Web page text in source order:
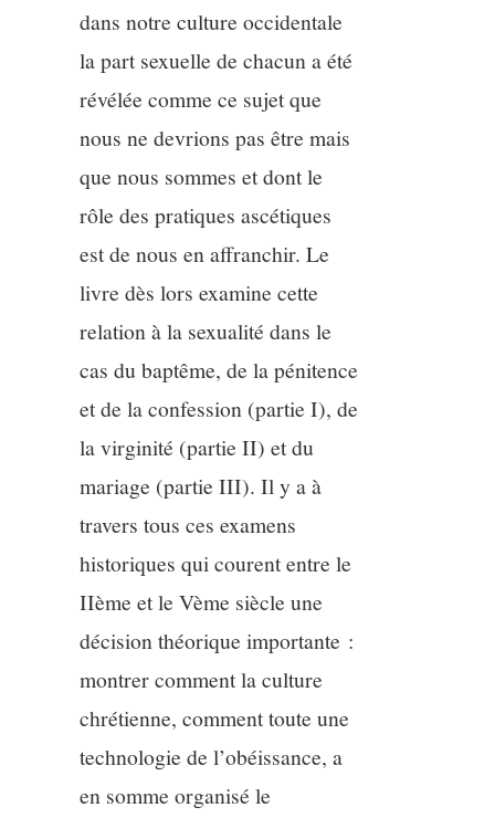
dans notre culture occidentale
la part sexuelle de chacun a été
révélée comme ce sujet que
nous ne devrions pas être mais
que nous sommes et dont le
rôle des pratiques ascétiques
est de nous en affranchir. Le
livre dès lors examine cette
relation à la sexualité dans le
cas du baptême, de la pénitence
et de la confession (partie I), de
la virginité (partie II) et du
mariage (partie III). Il y a à
travers tous ces examens
historiques qui courent entre le
IIème et le Vème siècle une
décision théorique importante :
montrer comment la culture
chrétienne, comment toute une
technologie de l’obéissance, a
en somme organisé le